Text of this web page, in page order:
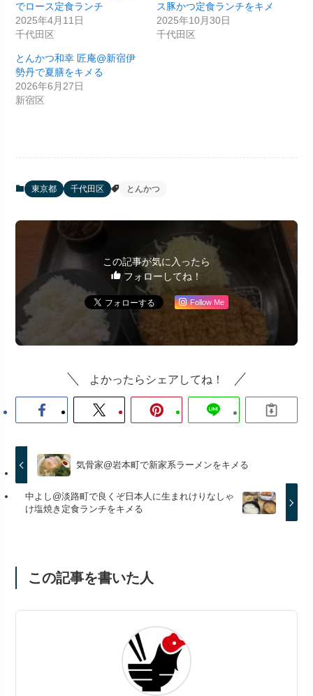
でロース定食ランチ
2025年4月11日
千代田区
ス豚かつ定食ランチをキメ
2025年10月30日
千代田区
とんかつ和幸 匠庵@新宿伊
勢丹で夏膳をキメる
2026年6月27日
新宿区
東京都 千代田区 とんかつ
この記事が気に入ったら
フォローしてね！
Follow Me
よかったらシェアしてね！
気骨家@岩本町で新家系ラーメンをキメる
中よし@淡路町で良くぞ日本人に生まれけりなしゃ
け塩焼き定食ランチをキメる
この記事を書いた人